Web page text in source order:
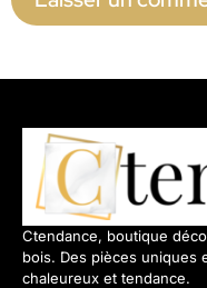
Ctendance, boutique
bois. Des pièces uniques
chaleureux et tendance.